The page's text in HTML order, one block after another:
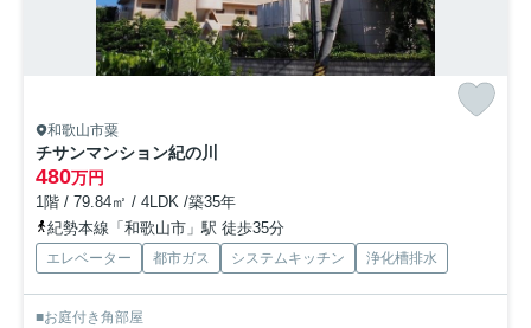
和歌山市粟
チサンマンション紀の川
480万円
1階 / 79.84㎡ / 4LDK /築35年
紀勢本線「和歌山市」駅 徒歩35分
エレベーター 都市ガス システムキッチン 浄化槽排水
■お庭付き角部屋